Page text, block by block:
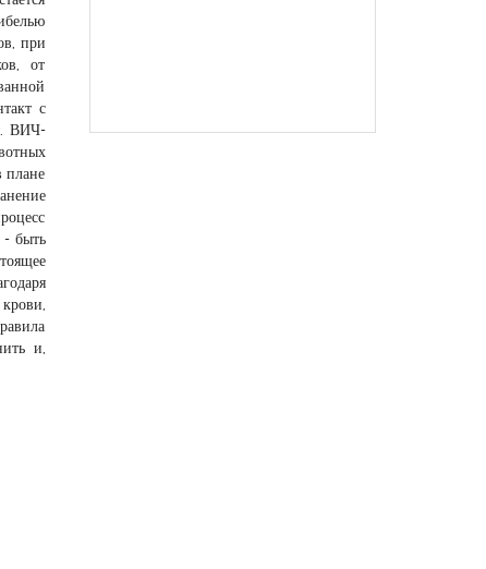
при
от
с
ВИЧ-
плане
- быть
и,